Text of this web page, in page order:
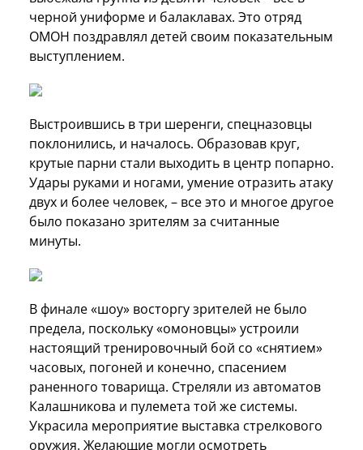
черной униформе и балаклавах. Это отряд
ОМОН поздравлял детей своим показательным
выступлением.
Выстроившись в три шеренги, спецназовцы
поклонились, и началось. Образовав круг,
крутые парни стали выходить в центр попарно.
Удары руками и ногами, умение отразить атаку
двух и более человек, – все это и многое другое
было показано зрителям за считанные
минуты.
В финале «шоу» восторгу зрителей не было
предела, поскольку «омоновцы» устроили
настоящий тренировочный бой со «снятием»
часовых, погоней и конечно, спасением
раненного товарища. Стреляли из автоматов
Калашникова и пулемета той же системы.
Украсила мероприятие выставка стрелкового
оружия. Желающие могли осмотреть